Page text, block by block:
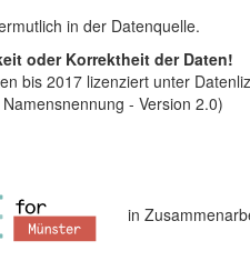
in der Datenquelle.
oder Korrektheit der Daten!
bis 2017 lizenziert unter
- Version 2.0)
in